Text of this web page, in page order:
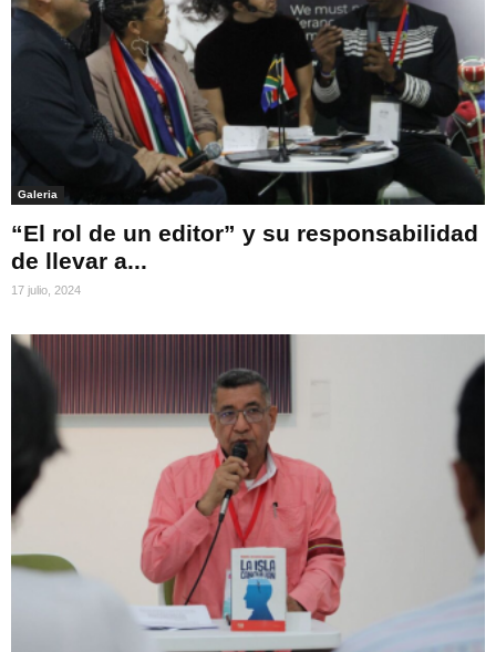
Galeria
“El rol de un editor” y su responsabilidad
de llevar a...
17 julio, 2024